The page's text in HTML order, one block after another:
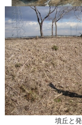
墳丘と発掘